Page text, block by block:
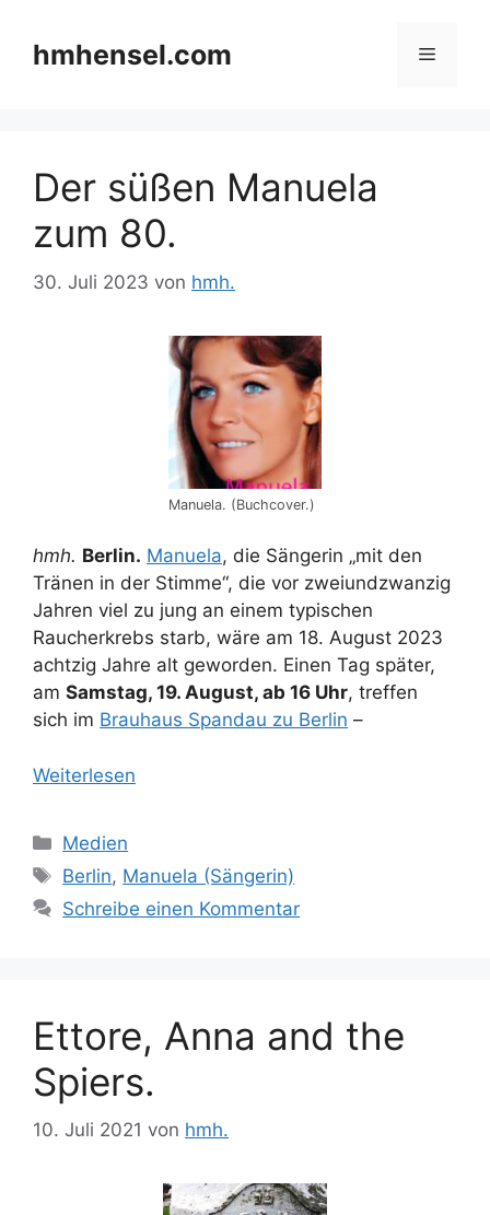
Inhalt
springen
hmhensel.com Menü
Der süßen Manuela
zum 80.
30. Juli 2023 von hmh.
Manuela. (Buchcover.)
hmh. Berlin. Manuela, die Sängerin „mit den
Tränen in der Stimme“, die vor zweiundzwanzig
Jahren viel zu jung an einem typischen
Raucherkrebs starb, wäre am 18. August 2023
achtzig Jahre alt geworden. Einen Tag später,
am Samstag, 19. August, ab 16 Uhr, treffen
sich im Brauhaus Spandau zu Berlin –
Weiterlesen
Kategorien
Medien
Schlagwörter
Berlin, Manuela (Sängerin)
Schreibe einen Kommentar
Ettore, Anna and the
Spiers.
10. Juli 2021 von hmh.